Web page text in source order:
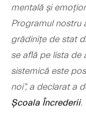
mentală și
Programul nostru
grădinițe de stat
se află pe lista de
sistemică este
noi”, a declarat a
Școala Încrederii.